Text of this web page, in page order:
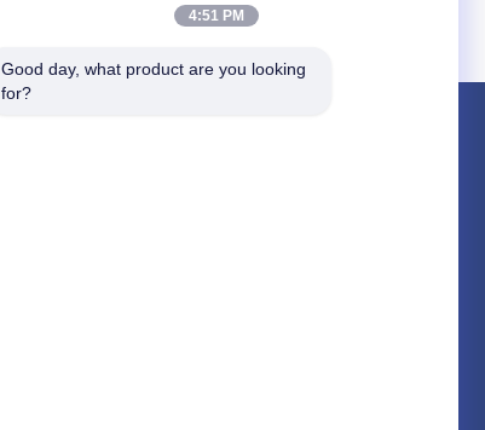
4:51 PM
Good day, what product are you looking
for?